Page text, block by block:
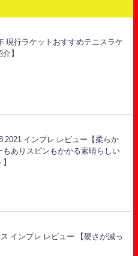
現行ラケットおすすめテニスラケ
】
2021 インプレ レビュー【柔らか
もありスピンもかかる素晴らしい
インプレ レビュー 【硬さが減っ